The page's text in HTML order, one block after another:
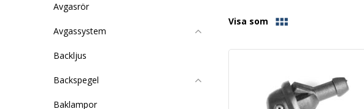
Avgasrör
Avgassystem
Backljus
Backspegel
Baklampor
Visa som